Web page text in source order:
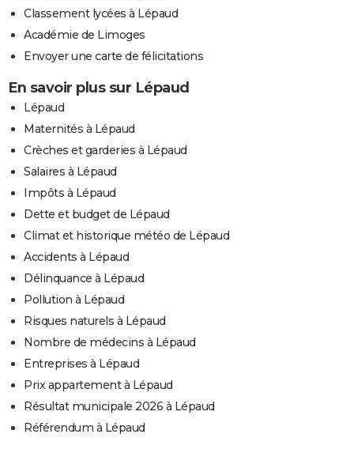
Classement lycées à Lépaud
Académie de Limoges
Envoyer une carte de félicitations
En savoir plus sur Lépaud
Lépaud
Maternités à Lépaud
Crèches et garderies à Lépaud
Salaires à Lépaud
Impôts à Lépaud
Dette et budget de Lépaud
Climat et historique météo de Lépaud
Accidents à Lépaud
Délinquance à Lépaud
Pollution à Lépaud
Risques naturels à Lépaud
Nombre de médecins à Lépaud
Entreprises à Lépaud
Prix appartement à Lépaud
Résultat municipale 2026 à Lépaud
Référendum à Lépaud